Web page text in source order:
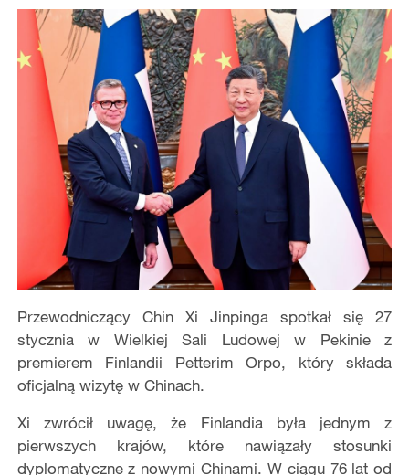
Przewodniczący Chin Xi Jinpinga spotkał się 27
stycznia w Wielkiej Sali Ludowej w Pekinie z
premierem Finlandii Petterim Orpo, który składa
oficjalną wizytę w Chinach.
Xi zwrócił uwagę, że Finlandia była jednym z
pierwszych krajów, które nawiązały stosunki
dyplomatyczne z nowymi Chinami. W ciągu 76 lat od